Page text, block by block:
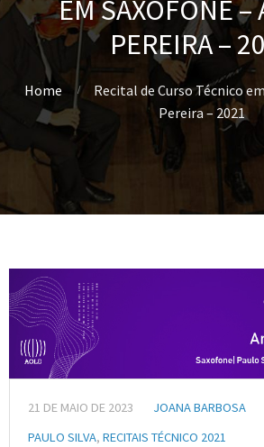
EM SAXOFONE –
PEREIRA –
Home
Recital de Curso Técnico
Pereira – 2021
21 DE MAIO DE 2023
JOANA BARBOSA
PAULO SILVA, RECITAIS TÉCNICO 2021